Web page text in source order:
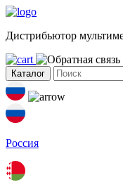
Дистрибьютор
Каталог
Россия